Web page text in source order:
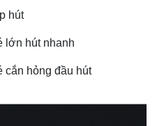
hút
lớn hút nhanh
cắn hỏng đầu hút